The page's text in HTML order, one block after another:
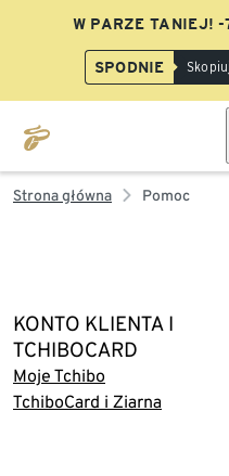
W PARZE TANIEJ!
SPODNIE Skopiuj
Strona główna Pomoc
KONTO KLIENTA I
TCHIBOCARD
Moje Tchibo
TchiboCard i Ziarna